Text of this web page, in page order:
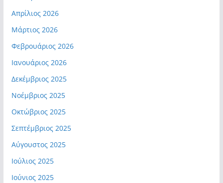
Απρίλιος 2026
Μάρτιος 2026
Φεβρουάριος 2026
Ιανουάριος 2026
Δεκέμβριος 2025
Νοέμβριος 2025
Οκτώβριος 2025
Σεπτέμβριος 2025
Αύγουστος 2025
Ιούλιος 2025
Ιούνιος 2025